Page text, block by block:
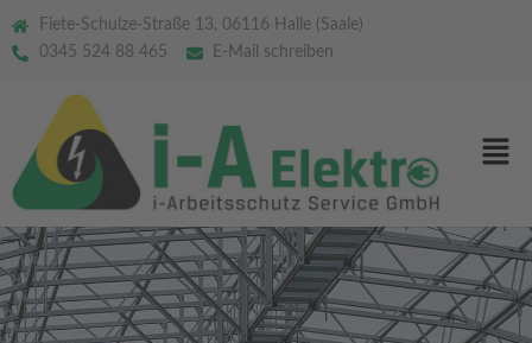
Fiete-Schulze-Straße 13, 06116 Halle (Saale)
0345 524 88 465
E-Mail schreiben